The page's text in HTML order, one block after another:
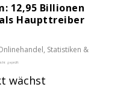
12,95 Billionen
als Haupttreiber
, Statistiken &
wächst